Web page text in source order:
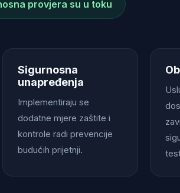
provjera su u toku
Sigurnosna
unapređenja
Implementiraju se
dodatne mjere zaštite i
kontrole radi prevencije
budućih prijetnji.